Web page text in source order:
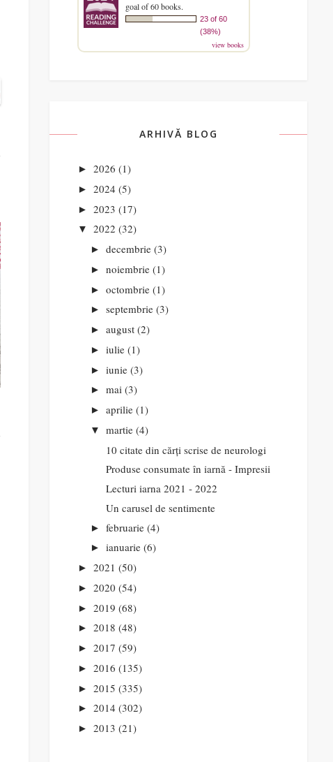
goal of 60 books.
23 of 60
(38%)
view books
ARHIVĂ BLOG
► 2026 (1)
► 2024 (5)
► 2023 (17)
▼ 2022 (32)
► decembrie (3)
► noiembrie (1)
► octombrie (1)
► septembrie (3)
► august (2)
► iulie (1)
► iunie (3)
► mai (3)
► aprilie (1)
▼ martie (4)
10 citate din cărți scrise de neurologi
Produse consumate în iarnă - Impresii
Lecturi iarna 2021 - 2022
Un carusel de sentimente
► februarie (4)
► ianuarie (6)
► 2021 (50)
► 2020 (54)
► 2019 (68)
► 2018 (48)
► 2017 (59)
► 2016 (135)
► 2015 (335)
► 2014 (302)
► 2013 (21)